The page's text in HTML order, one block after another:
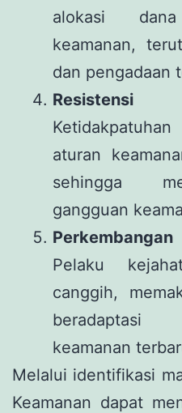
alokasi
keamanan,
dan pengadaan
aturan
sehingga
gangguan
Pelaku
canggih,
beradaptasi
keamanan
Melalui identifikasi
Keamanan dapat